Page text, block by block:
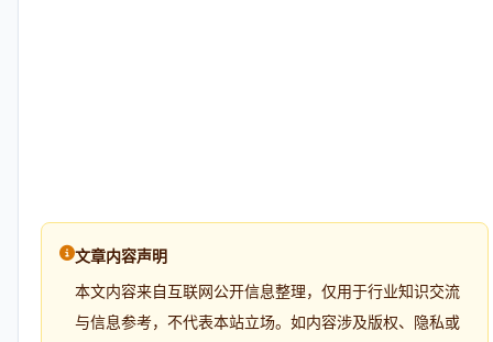
文章内容声明
本文内容来自互联网公开信息整理，仅用于行业知识交流
与信息参考，不代表本站立场。如内容涉及版权、隐私或